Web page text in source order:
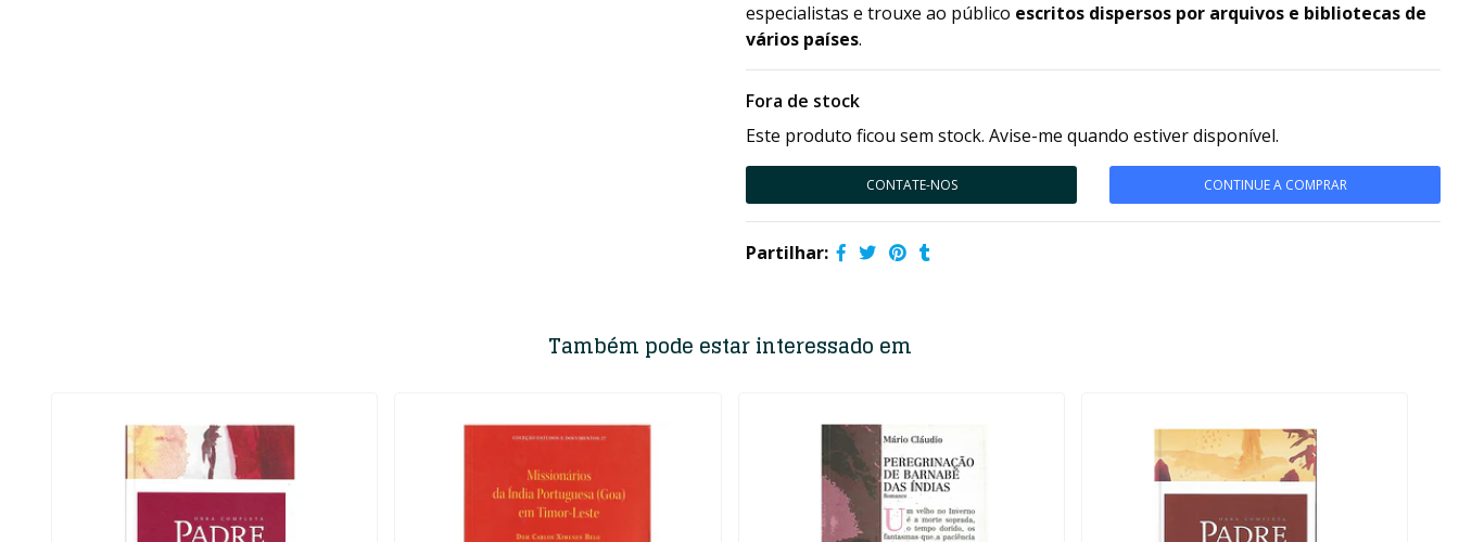
especialistas e trouxe ao público escritos dispersos por arquivos e bibliotecas de
vários países.
Fora de stock
Este produto ficou sem stock. Avise-me quando estiver disponível.
CONTATE-NOS CONTINUE A COMPRAR
Partilhar:
Também pode estar interessado em